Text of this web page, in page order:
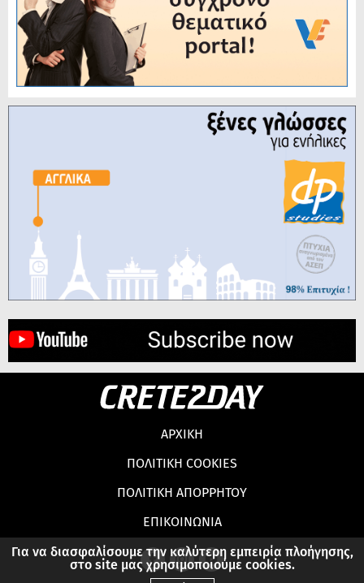
Για να διασφαλίσουμε την καλύτερη εμπειρία πλοήγησης,
στο site μας χρησιμοποιούμε cookies.
ΑΡΧΙΚΗ
ΠΟΛΙΤΙΚΗ COOKIES
ΠΟΛΙΤΙΚΗ ΑΠΟΡΡΗΤΟΥ
ΕΠΙΚΟΙΝΩΝΙΑ